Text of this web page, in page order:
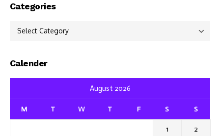
Categories
Categories
Calender
August 2026
M T W T F S S
1 2